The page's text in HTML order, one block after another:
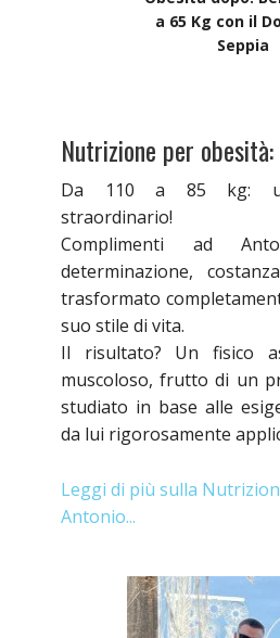
a 65 Kg con il
Seppia
Nutrizione per
Da 110 a 85 kg: un
straordinario!
Complimenti ad
determinazione,
trasformato
suo stile di vita.
Il risultato? Un fisico
muscoloso, frutto di un
studiato in base alle
da lui rigorosamente
Leggi di più sulla
Antonio...